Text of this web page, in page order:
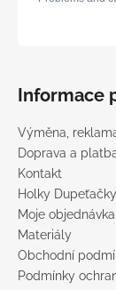
Informace
Výměna,
Doprava a
Kontakt
Holky Dupeťačky
Moje objednávka
Materiály
Obchodní
Podmínky